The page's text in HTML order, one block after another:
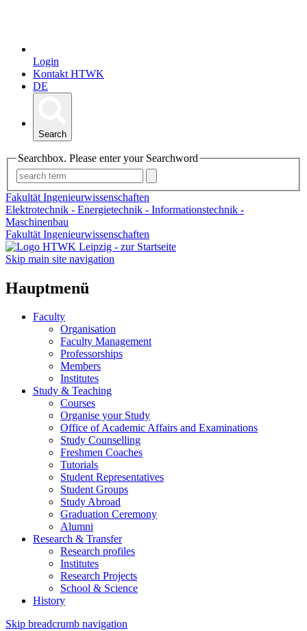
Login
Kontakt HTWK
DE
Search
Searchbox. Please enter your Searchword
Fakultät Ingenieurwissenschaften
Elektrotechnik - Energietechnik - Informationstechnik -
Maschinenbau
Fakultät Ingenieurwissenschaften
Skip main site navigation
Hauptmenü
Faculty
Organisation
Faculty Management
Professorships
Members
Institutes
Study & Teaching
Courses
Organise your Study
Office of Academic Affairs and Examinations
Study Counselling
Freshmen Coaches
Tutorials
Student Representatives
Student Groups
Study Abroad
Graduation Ceremony
Alumni
Research & Transfer
Research profiles
Institutes
Research Projects
School & Science
History
Skip breadcrumb navigation